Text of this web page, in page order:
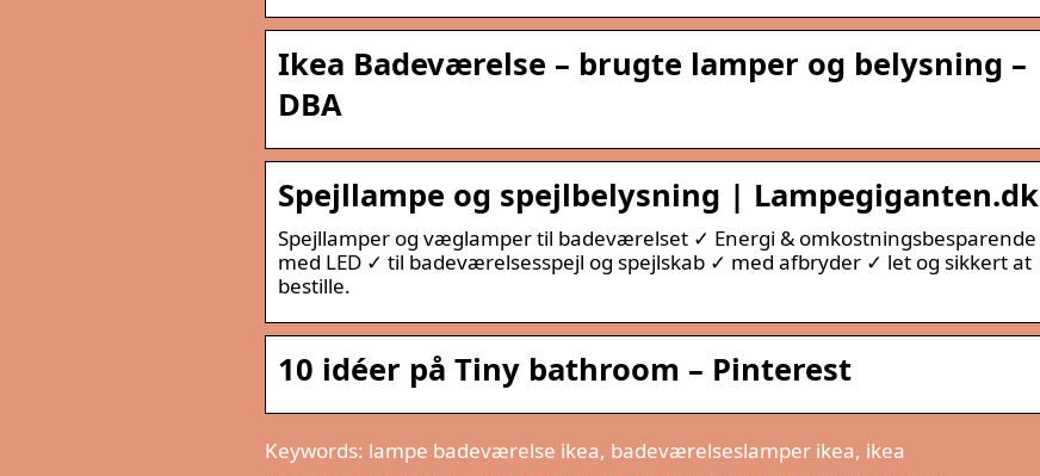
Ikea Badeværelse – brugte lamper og belysning –
DBA
Spejllampe og spejlbelysning | Lampegiganten.dk
Spejllamper og væglamper til badeværelset ✓ Energi & omkostningsbesparende
med LED ✓ til badeværelsesspejl og spejlskab ✓ med afbryder ✓ let og sikkert at
bestille.
10 idéer på Tiny bathroom – Pinterest
Keywords: lampe badeværelse ikea, badeværelseslamper ikea, ikea